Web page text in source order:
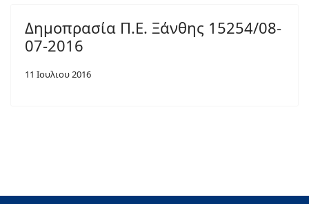
Δημοπρασία Π.Ε. Ξάνθης 15254/08-
07-2016
11 Ιουλιου 2016